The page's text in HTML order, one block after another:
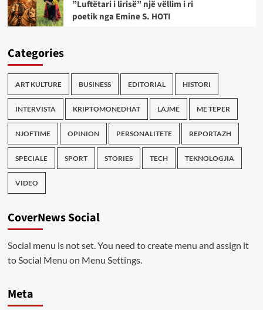
”Luftëtari i lirisë” një vëllim i ri
poetik nga Emine S. HOTI
Categories
ART KULTURE BUSINESS EDITORIAL HISTORI
INTERVISTA KRIPTOMONEDHAT LAJME ME TEPER
NJOFTIME OPINION PERSONALITETE REPORTAZH
SPECIALE SPORT STORIES TECH TEKNOLOGJIA
VIDEO
CoverNews Social
Social menu is not set. You need to create menu and assign it
to Social Menu on Menu Settings.
Meta